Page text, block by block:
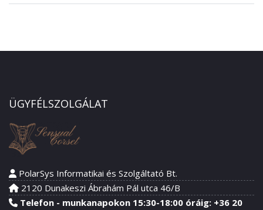
ÜGYFÉLSZOLGÁLAT
PolarSys Informatikai és Szolgáltató Bt.
2120 Dunakeszi Ábrahám Pál utca 46/B
Telefon - munkanapokon 15:30-18:00 óráig: +36 20